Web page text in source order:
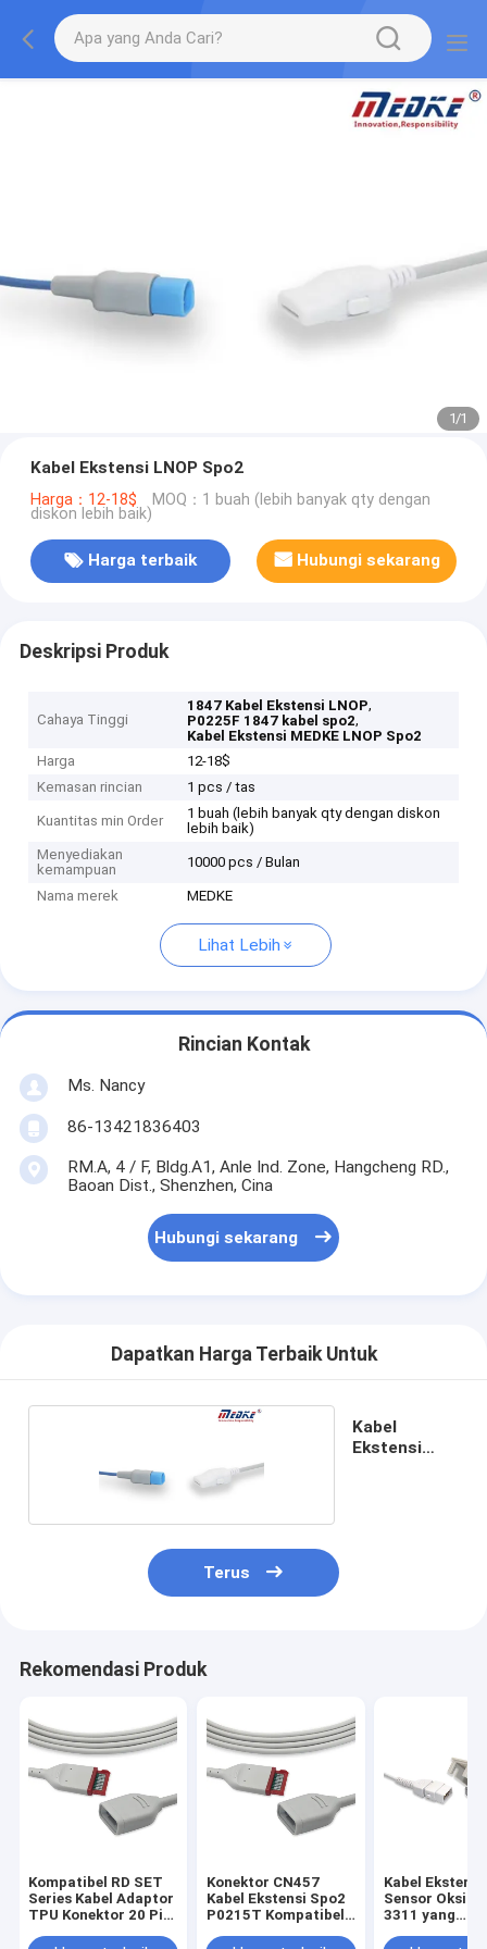
1/1
Kabel Ekstensi LNOP Spo2
Harga：12-18$ MOQ：1 buah (lebih banyak qty dengan
diskon lebih baik)
Harga terbaik Hubungi sekarang
Deskripsi Produk
Cahaya Tinggi
1847 Kabel Ekstensi LNOP,
P0225F 1847 kabel spo2,
Kabel Ekstensi MEDKE LNOP Spo2
Harga
12-18$
Kemasan rincian
1 pcs / tas
Kuantitas min Order
1 buah (lebih banyak qty dengan diskon
lebih baik)
Menyediakan
kemampuan
10000 pcs / Bulan
Nama merek MEDKE
Lihat Lebih
Rincian Kontak
Ms. Nancy
86-13421836403
RM.A, 4 / F, Bldg.A1, Anle Ind. Zone, Hangcheng RD.,
Baoan Dist., Shenzhen, Cina
Hubungi sekarang
Dapatkan Harga Terbaik Untuk
Kabel
Ekstensi
Terus
Rekomendasi Produk
Kompatibel RD SET
Series Kabel Adaptor
TPU Konektor 20 Pin
Konektor CN457
Kabel Ekstensi Spo2
P0215T Kompatibel
Kabel Ekstensi
Sensor
3311 yang